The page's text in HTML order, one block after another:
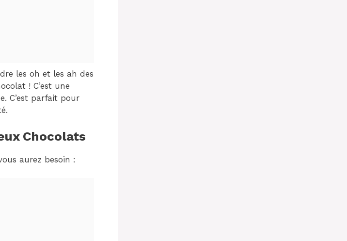
les oh et les ah des
! C’est une
C’est parfait pour
Chocolats
aurez besoin :